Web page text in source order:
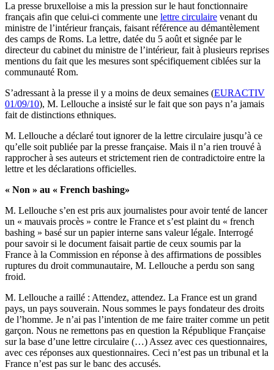
La presse bruxelloise a mis la pression sur le haut fonctionnaire
français afin que celui-ci commente une lettre circulaire venant du
ministre de l’intérieur français, faisant référence au démantèlement
des camps de Roms. La lettre, datée du 5 août et signée par le
directeur du cabinet du ministre de l’intérieur, fait à plusieurs reprises
mentions du fait que les mesures sont spécifiquement ciblées sur la
communauté Rom.
S’adressant à la presse il y a moins de deux semaines (EURACTIV
01/09/10), M. Lellouche a insisté sur le fait que son pays n’a jamais
fait de distinctions ethniques.
M. Lellouche a déclaré tout ignorer de la lettre circulaire jusqu’à ce
qu’elle soit publiée par la presse française. Mais il n’a rien trouvé à
rapprocher à ses auteurs et strictement rien de contradictoire entre la
lettre et les déclarations officielles.
« Non » au « French bashing»
M. Lellouche s’en est pris aux journalistes pour avoir tenté de lancer
un « mauvais procès » contre le France et s’est plaint du « french
bashing » basé sur un papier interne sans valeur légale. Interrogé
pour savoir si le document faisait partie de ceux soumis par la
France à la Commission en réponse à des affirmations de possibles
ruptures du droit communautaire, M. Lellouche a perdu son sang
froid.
M. Lellouche a raillé : Attendez, attendez. La France est un grand
pays, un pays souverain. Nous sommes le pays fondateur des droits
de l’homme. Je n’ai pas l’intention de me faire traiter comme un petit
garçon. Nous ne remettons pas en question la République Française
sur la base d’une lettre circulaire (…) Assez avec ces questionnaires,
avec ces réponses aux questionnaires. Ceci n’est pas un tribunal et la
France n’est pas sur le banc des accusés.